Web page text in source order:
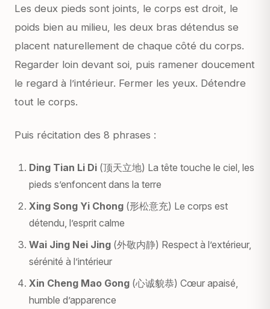
Les deux pieds sont joints, le corps est droit, le
poids bien au milieu, les deux bras détendus se
placent naturellement de chaque côté du corps.
Regarder loin devant soi, puis ramener doucement
le regard à l’intérieur. Fermer les yeux. Détendre
tout le corps.
Puis récitation des 8 phrases :
Ding Tian Li Di (顶天立地) La tête touche le ciel, les
pieds s’enfoncent dans la terre
Xing Song Yi Chong (形松意充) Le corps est
détendu, l’esprit calme
Wai Jing Nei Jing (外敬内静) Respect à l’extérieur,
sérénité à l’intérieur
Xin Cheng Mao Gong (心诚貌恭) Cœur apaisé,
humble d’apparence